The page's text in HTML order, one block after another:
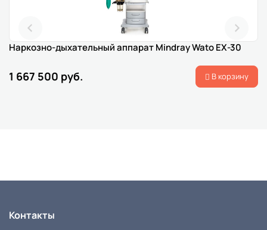
Наркозно-дыхательный аппарат Mindray Wato EX-30
1 667 500 руб. В корзину
Контакты